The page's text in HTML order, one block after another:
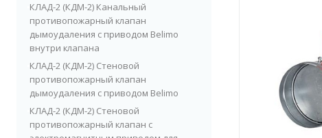
КЛАД-2 (КДМ-2) Канальный
противопожарный клапан
дымоудаления с приводом Belimo
внутри клапана
КЛАД-2 (КДМ-2) Стеновой
противопожарный клапан
дымоудаления c приводом Belimo
КЛАД-2 (КДМ-2) Стеновой
противопожарный клапан с